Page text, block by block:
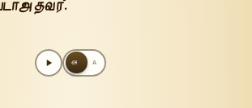
தவர்.
அ A